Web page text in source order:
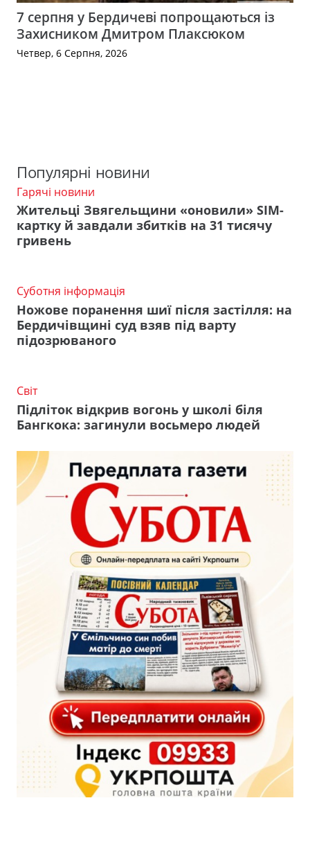
7 серпня у Бердичеві попрощаються із
Захисником Дмитром Плаксюком
Четвер, 6 Серпня, 2026
Популярні новини
Гарячі новини
Жительці Звягельщини «оновили» SIM-
картку й завдали збитків на 31 тисячу
гривень
Суботня інформація
Ножове поранення шиї після застілля: на
Бердичівщині суд взяв під варту
підозрюваного
Світ
Підліток відкрив вогонь у школі біля
Бангкока: загинули восьмеро людей